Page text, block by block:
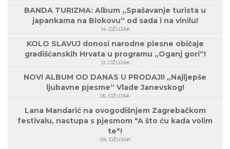
BANDA TURIZMA: Album „Spašavanje turista u
japankama na Biokovu“ od sada i na vinilu!
14. OŽUJAK
KOLO SLAVUJ donosi narodne plesne običaje
gradišćanskih Hrvata u programu „Oganj gori“!
12. OŽUJAK
NOVI ALBUM OD DANAS U PRODAJI! „Najljepše
ljubavne pjesme“ Vlade Janevskog!
05. OŽUJAK
Lana Mandarić na ovogodišnjem Zagrebačkom
festivalu, nastupa s pjesmom "A što ću kada volim
te"!
04. OŽUJAK